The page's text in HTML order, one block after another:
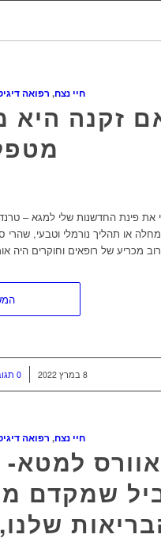
חיי נצח, רפואה
זקנה היא
פינת החדשנות שלי למגא –
או תהליך נורמלי וטבעי,
8 במרץ 2022 / 0 תגובות
חיי נצח, רפואה
שמקדם